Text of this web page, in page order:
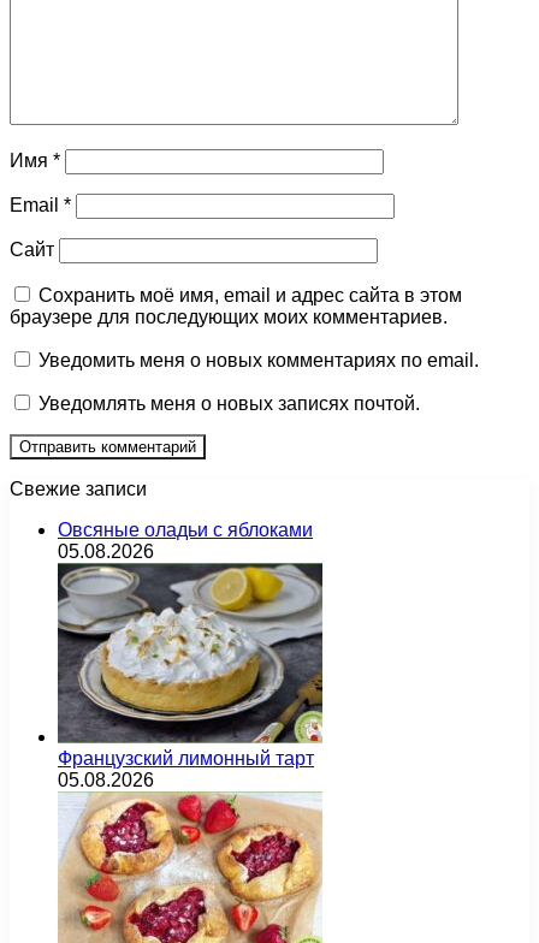
Имя *
Email *
Сайт
Сохранить моё имя, email и адрес сайта в этом
браузере для последующих моих комментариев.
Уведомить меня о новых комментариях по email.
Уведомлять меня о новых записях почтой.
Свежие записи
Овсяные оладьи с яблоками
05.08.2026
Французский лимонный тарт
05.08.2026